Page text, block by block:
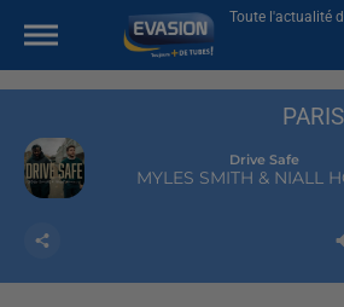
Toute l'actualité
Drive Safe
MYLES SMITH & NIALL
PARIS